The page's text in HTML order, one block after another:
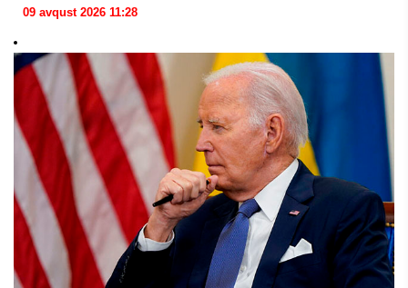
09 avqust 2026 11:28